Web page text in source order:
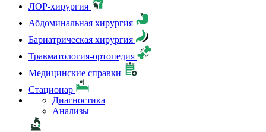
ЛОР-хирургия
Абдоминальная хирургия
Бариатрическая хирургия
Травматология-ортопедия
Медицинские справки
Стационар
Диагностика
Анализы